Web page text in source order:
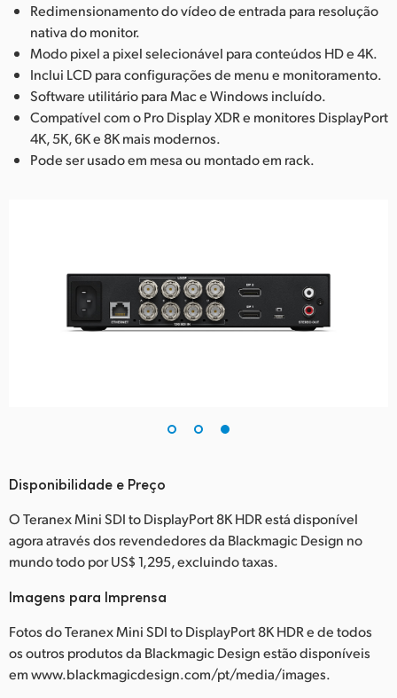
Redimensionamento do vídeo de entrada para resolução
nativa do monitor.
Modo pixel a pixel selecionável para conteúdos HD e 4K.
Inclui LCD para configurações de menu e monitoramento.
Software utilitário para Mac e Windows incluído.
Compatível com o Pro Display XDR e monitores DisplayPort
4K, 5K, 6K e 8K mais modernos.
Pode ser usado em mesa ou montado em rack.
Disponibilidade e Preço
O Teranex Mini SDI to DisplayPort 8K HDR está disponível
agora através dos revendedores da Blackmagic Design no
mundo todo por US$ 1,295, excluindo taxas.
Imagens para Imprensa
Fotos do Teranex Mini SDI to DisplayPort 8K HDR e de todos
os outros produtos da Blackmagic Design estão disponíveis
em www.blackmagicdesign.com/pt/media/images.